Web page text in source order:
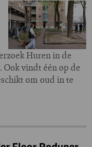
Huren in de
vindt één op de
om oud in te